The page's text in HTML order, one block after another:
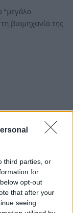
third parties, or
for
opt-out
that after your
seeing
“μεγάλο
βιομηχανία της
Donald